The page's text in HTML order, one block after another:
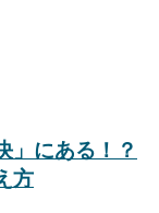
」にある！？
方